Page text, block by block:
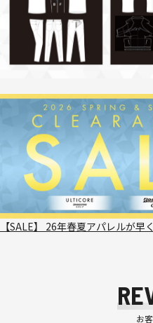
【SALE】 26年春夏アパレルが
お